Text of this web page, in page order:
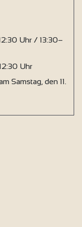
Uhr / 13:30–
Uhr
Samstag, den 11.